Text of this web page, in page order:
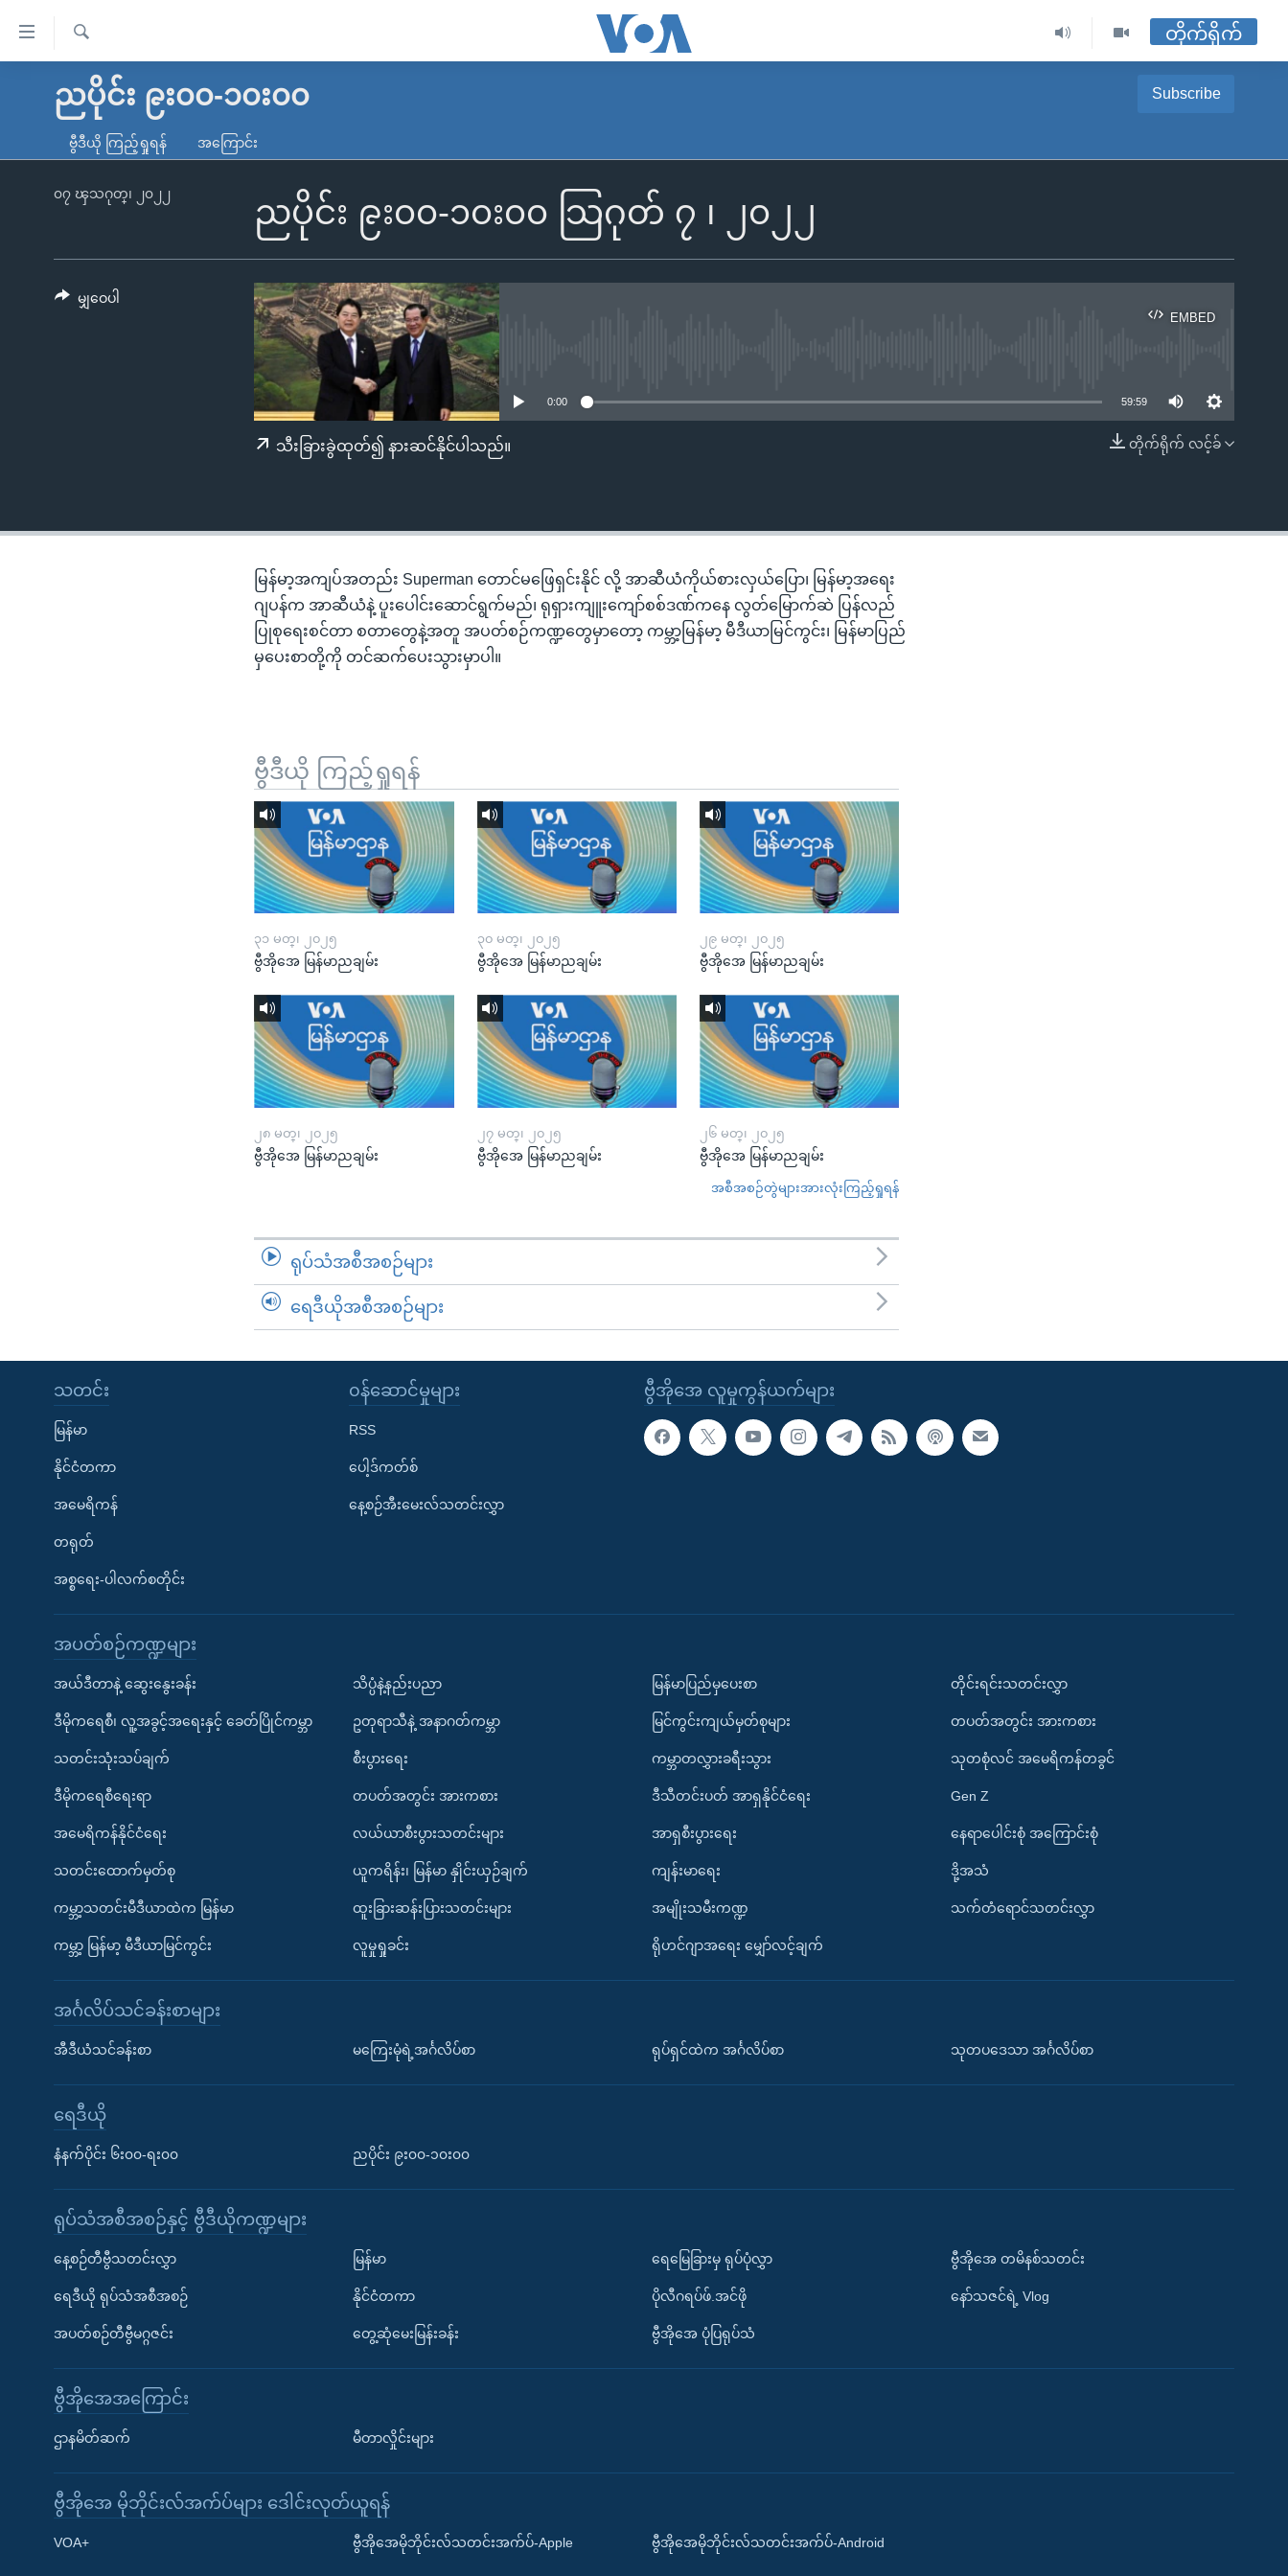
လွယ်ကူ
သည့်
ကျော်
မူလစာမျက်နှာ
ကမ္ဘာ့သတင်းများ
နိုင်ငံတကာ
တရုတ်
အစ္စရေး-ပါလက်စတိုင်း
ရပ်ဝန်းတခု လမ်းတခု အလွန်
အင်္ဂလိပ်စာလေ့လာမယ်
Learning English
ရ
လာ
တိုက်ရိုက်
ညပိုင်း ၉း၀၀-၁၀း၀၀ Subscribe
Apple Podcasts
Spotify
ဗွီဒီယို ကြည့်ရှုရန် အကြောင်း
ညပိုင်း ၉း၀၀-၁၀း၀၀ သြဂုတ် ၇ ၊ ၂၀၂၂
၀၇ ၾသဂုတ္၊ ၂၀၂၂
EMBED
EMBED
0:00 59:59
တိုက်ရိုက် လင့်ခ်
သီးခြားခွဲထုတ်၍ နားဆင်နိုင်ပါသည်။
မျှဝေပါ
မြန်မာ့အကျပ်အတည်း Superman တောင်မဖြေရှင်းနိုင် လို့ အာဆီယံကိုယ်စားလှယ်ပြော၊ မြန်မာ့အရေး
ဂျပန်က အာဆီယံနဲ့ ပူးပေါင်းဆောင်ရွက်မည်၊ ရုရှားကျူးကျော်စစ်ဒဏ်ကနေ လွတ်မြောက်ဆဲ ပြန်လည်
ပြုစုရေးစင်တာ စတာတွေနဲ့အတူ အပတ်စဉ်ကဏ္ဍတွေမှာတော့ ကမ္ဘာ့မြန်မာ့ မီဒီယာမြင်ကွင်း၊ မြန်မာပြည်
မှပေးစာတို့ကို တင်ဆက်ပေးသွားမှာပါ။
ဗွီဒီယို ကြည့်ရှုရန်
၃၁ မတ္၊ ၂၀၂၅
ဗွီအိုအေ မြန်မာညချမ်း
၃၀ မတ္၊ ၂၀၂၅
ဗွီအိုအေ မြန်မာညချမ်း
၂၉ မတ္၊ ၂၀၂၅
ဗွီအိုအေ မြန်မာညချမ်း
၂၈ မတ္၊ ၂၀၂၅
ဗွီအိုအေ မြန်မာညချမ်း
၂၇ မတ္၊ ၂၀၂၅
ဗွီအိုအေ မြန်မာညချမ်း
၂၆ မတ္၊ ၂၀၂၅
ဗွီအိုအေ မြန်မာညချမ်း
အစီအစဉ်တွဲများအားလုံးကြည့်ရှုရန်
ရုပ်သံအစီအစဉ်များ
ရေဒီယိုအစီအစဉ်များ
ဗွီအိုအေ လူမှုကွန်ယက်များ
သတင်း
မြန်မာ
နိုင်ငံတကာ
အမေရိကန်
တရုတ်
အစ္စရေး-ပါလက်စတိုင်း
၀န်ဆောင်မှုများ
RSS
ပေါ့ဒ်ကတ်စ်
နေ့စဉ်အီးမေးလ်သတင်းလွှာ
အပတ်စဉ်ကဏ္ဍများ
အယ်ဒီတာနဲ့ ဆွေးနွေးခန်း
ဒီမိုကရေစီ၊ လူ့အခွင့်အရေးနှင့် ခေတ်ပြိုင်ကမ္ဘာ
သတင်းသုံးသပ်ချက်
ဒီမိုကရေစီရေးရာ
အမေရိကန်နိုင်ငံရေး
သတင်းထောက်မှတ်စု
ကမ္ဘာ့သတင်းမီဒီယာထဲက မြန်မာ
ကမ္ဘာ့ မြန်မာ့ မီဒီယာမြင်ကွင်း
သိပ္ပံနဲ့နည်းပညာ
ဥတုရာသီနဲ့ အနာဂတ်ကမ္ဘာ
စီးပွားရေး
တပတ်အတွင်း အားကစား
လယ်ယာစီးပွားသတင်းများ
ယူကရိန်း၊ မြန်မာ နှိုင်းယှဉ်ချက်
ထူးခြားဆန်းပြားသတင်းများ
လူမှုရှုခင်း
မြန်မာပြည်မှပေးစာ
မြင်ကွင်းကျယ်မှတ်စုများ
ကမ္ဘာတလွှားခရီးသွား
ဒီသီတင်းပတ် အာရှနိုင်ငံရေး
အာရှစီးပွားရေး
ကျန်းမာရေး
အမျိုးသမီးကဏ္ဍ
ရိုဟင်ဂျာအရေး မျှော်လင့်ချက်
တိုင်းရင်းသတင်းလွှာ
တပတ်အတွင်း အားကစား
သုတစုံလင် အမေရိကန်တခွင်
Gen Z
နေရာပေါင်းစုံ အကြောင်းစုံ
ဒို့အသံ
သက်တံရောင်သတင်းလွှာ
အင်္ဂလိပ်သင်ခန်းစာများ
အီဒီယံသင်ခန်းစာ မကြေးမုံရဲ့အင်္ဂလိပ်စာ ရုပ်ရှင်ထဲက အင်္ဂလိပ်စာ သုတပဒေသာ အင်္ဂလိပ်စာ
ရေဒီယို
နံနက်ပိုင်း ၆း၀၀-ရး၀၀ ညပိုင်း ၉း၀၀-၁၀း၀၀
ရုပ်သံအစီအစဉ်နှင့် ဗွီဒီယိုကဏ္ဍများ
နေ့စဉ်တီဗွီသတင်းလွှာ
ရေဒီယို ရုပ်သံအစီအစဉ်
အပတ်စဉ်တီဗွီမဂ္ဂဇင်း
မြန်မာ
နိုင်ငံတကာ
တွေ့ဆုံမေးမြန်းခန်း
ရေမြေခြားမှ ရုပ်ပုံလွှာ
ပိုလီဂရပ်ဖ်.အင်ဖို
ဗွီအိုအေ ပုံပြရုပ်သံ
ဗွီအိုအေ တမိနစ်သတင်း
နော်သဇင်ရဲ့ Vlog
ဗွီအိုအေအကြောင်း
ဌာနမိတ်ဆက် မီတာလှိုင်းများ
ဗွီအိုအေ မိုဘိုင်းလ်အက်ပ်များ ဒေါင်းလုတ်ယူရန်
VOA+ ဗွီအိုအေမိုဘိုင်းလ်သတင်းအက်ပ်-Apple ဗွီအိုအေမိုဘိုင်းလ်သတင်းအက်ပ်-Android